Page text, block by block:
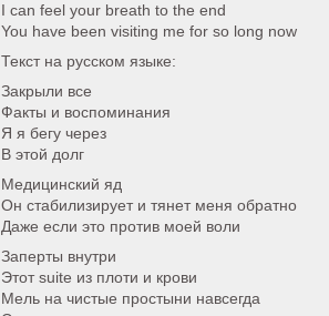
I can feel your breath to the end
You have been visiting me for so long now
Текст на русском языке:
Закрыли все
Факты и воспоминания
Я я бегу через
В этой долг
Медицинский яд
Он стабилизирует и тянет меня обратно
Даже если это против моей воли
Заперты внутри
Этот suite из плоти и крови
Мель на чистые простыни навсегда